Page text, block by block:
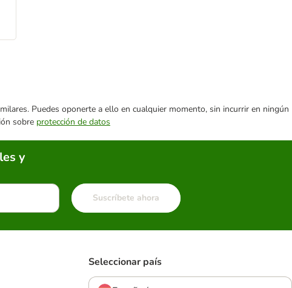
Puedes oponerte a ello en cualquier momento, sin incurrir en ningún
sobre protección de datos
y
Suscríbete ahora
Seleccionar país